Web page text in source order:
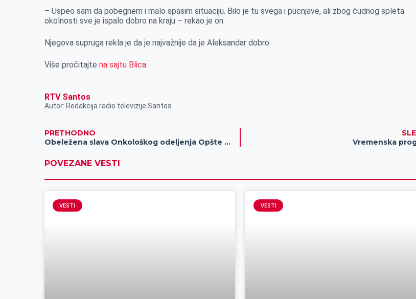
– Uspeo sam da pobegnem i malo spasim situaciju. Bilo je tu svega i pucnjave, ali zbog čudnog spleta
okolnosti sve je ispalo dobro na kraju – rekao je on.
Njegova supruga rekla je da je najvažnije da je Aleksandar dobro.
Više pročitajtena sajtu Blica.
RTV Santos
Autor: Redakcija radio televizije Santos
PRETHODNO
Obeležena slava Onkološkog odeljenja Opšte bolnice u Zrenjaninu
Vremenska
POVEZANE VESTI
VESTI VESTI